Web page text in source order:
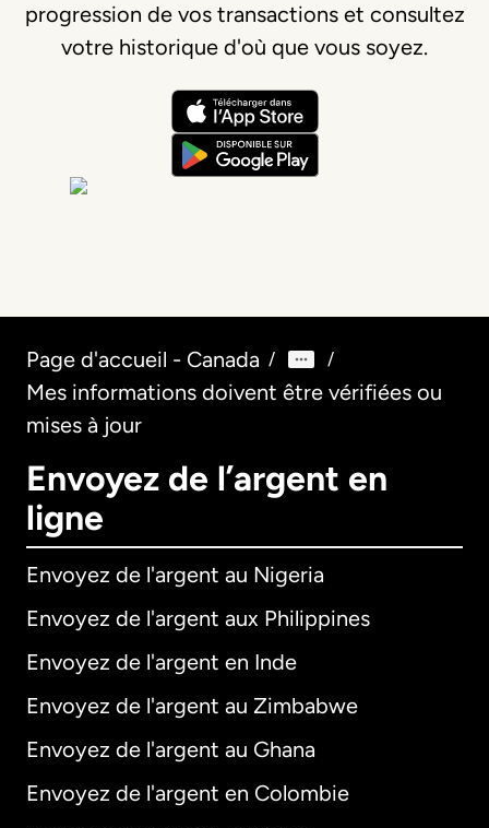
progression de vos transactions et consultez
votre historique d'où que vous soyez.
Page d'accueil - Canada / /
Mes informations doivent être vérifiées ou
mises à jour
Envoyez de l’argent en
ligne
Envoyez de l'argent au Nigeria
Envoyez de l'argent aux Philippines
Envoyez de l'argent en Inde
Envoyez de l'argent au Zimbabwe
Envoyez de l'argent au Ghana
Envoyez de l'argent en Colombie